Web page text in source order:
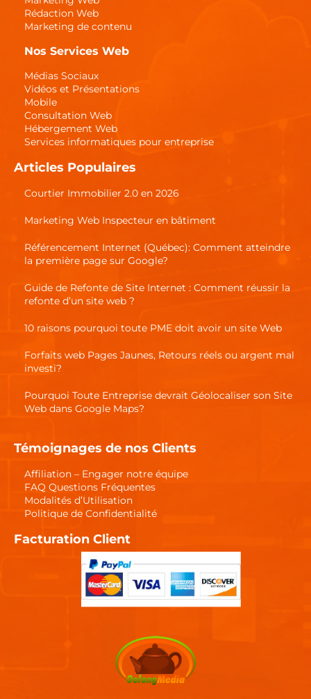
Rédaction Web
Marketing de contenu
Nos Services Web
Médias Sociaux
Vidéos et Présentations
Mobile
Consultation Web
Hébergement Web
Services informatiques pour entreprise
Articles Populaires
Courtier Immobilier 2.0 en 2026
Marketing Web Inspecteur en bâtiment
Référencement Internet (Québec): Comment atteindre
la première page sur Google?
Guide de Refonte de Site Internet : Comment réussir la
refonte d’un site web ?
10 raisons pourquoi toute PME doit avoir un site Web
Forfaits web Pages Jaunes, Retours réels ou argent mal
investi?
Pourquoi Toute Entreprise devrait Géolocaliser son Site
Web dans Google Maps?
Témoignages de nos Clients
Affiliation – Engager notre équipe
FAQ Questions Fréquentes
Modalités d’Utilisation
Politique de Confidentialité
Facturation Client